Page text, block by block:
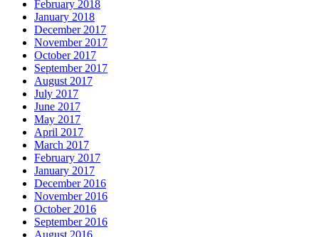
February 2018
January 2018
December 2017
November 2017
October 2017
September 2017
August 2017
July 2017
June 2017
May 2017
April 2017
March 2017
February 2017
January 2017
December 2016
November 2016
October 2016
September 2016
August 2016